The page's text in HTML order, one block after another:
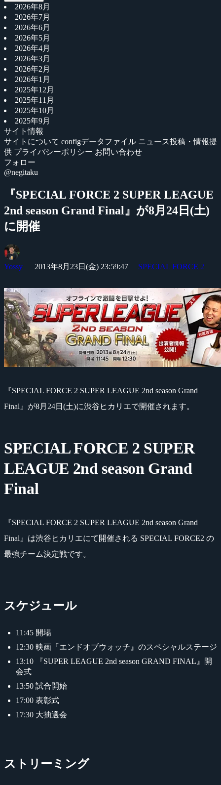
2026年8月
2026年7月
2026年6月
2026年5月
2026年4月
2026年3月
2026年2月
2026年1月
2025年12月
2025年11月
2025年10月
2025年9月
サイト情報
サイトについて configデータファイル ニュース投稿・情報提
供 プライバシーポリシー お問い合わせ
フォロー
@negitaku
『SPECIAL FORCE 2 SUPER LEAGUE
2nd season Grand Final』が8月24日(土)
に開催
Yossy 2013年8月23日(金) 23:59:47 SPECIAL FORCE 2
『SPECIAL FORCE 2 SUPER LEAGUE 2nd season Grand
Final』が8月24日(土)に渋谷ヒカリエで開催されます。
SPECIAL FORCE 2 SUPER
LEAGUE 2nd season Grand
Final
『SPECIAL FORCE 2 SUPER LEAGUE 2nd season Grand
Final』は渋谷ヒカリエにて開催される SPECIAL FORCE2 の
最強チーム決定戦です。
スケジュール
11:45 開場
12:30 映画『エンドオブウォッチ』のスペシャルステージ
13:10 『SUPER LEAGUE 2nd season GRAND FINAL』開
会式
13:50 試合開始
17:00 表彰式
17:30 大抽選会
ストリーミング